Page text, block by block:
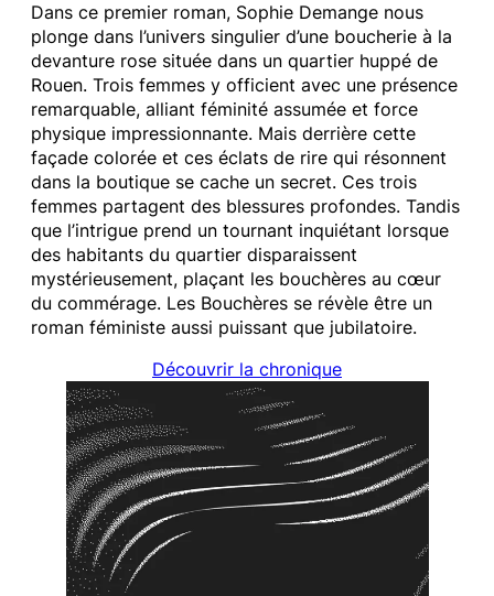
Dans ce premier roman, Sophie Demange nous
plonge dans l’univers singulier d’une boucherie à la
devanture rose située dans un quartier huppé de
Rouen. Trois femmes y officient avec une présence
remarquable, alliant féminité assumée et force
physique impressionnante. Mais derrière cette
façade colorée et ces éclats de rire qui résonnent
dans la boutique se cache un secret. Ces trois
femmes partagent des blessures profondes. Tandis
que l’intrigue prend un tournant inquiétant lorsque
des habitants du quartier disparaissent
mystérieusement, plaçant les bouchères au cœur
du commérage. Les Bouchères se révèle être un
roman féministe aussi puissant que jubilatoire.
Découvrir la chronique